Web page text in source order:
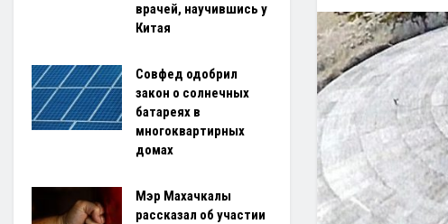
врачей, научившись у
Китая
Совфед одобрил
закон о солнечных
батареях в
многоквартирных
домах
Мэр Махачкалы
рассказал об участии